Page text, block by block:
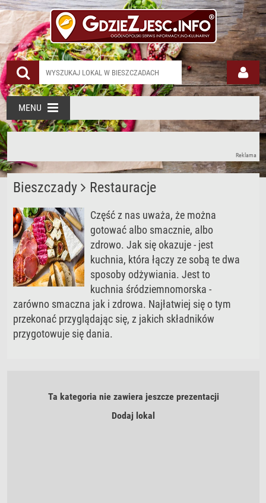
MENU
Reklama
Bieszczady Restauracje
Część z nas uważa, że można
gotować albo smacznie, albo
zdrowo. Jak się okazuje - jest
kuchnia, która łączy ze sobą te dwa
sposoby odżywiania. Jest to
kuchnia śródziemnomorska -
zarówno smaczna jak i zdrowa. Najłatwiej się o tym
przekonać przyglądając się, z jakich składników
przygotowuje się dania.
Ta kategoria nie zawiera jeszcze prezentacji
Dodaj lokal